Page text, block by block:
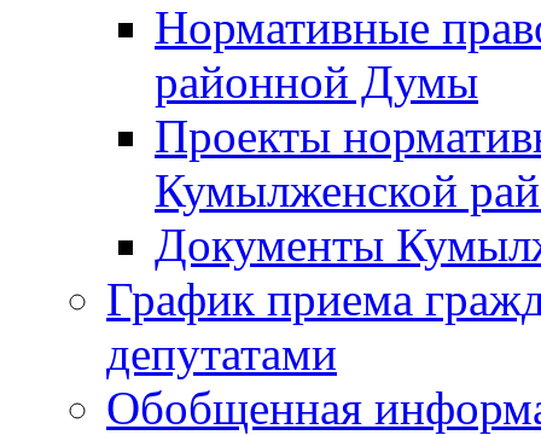
Нормативные
районной Думы
Проекты
Кумылженской
Документы
График приема
депутатами
Обобщенная